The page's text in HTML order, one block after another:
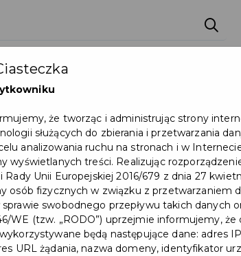
że tworząc i administrując strony
służących do zbierania i przetwarzania
analizowania ruchu na stronach i w
wyświetlanych treści. Realizując
Rady Unii Europejskiej 2016/679 z dnia 27
osób fizycznych w związku z przetwarzaniem
swobodnego przepływu takich danych
WE (tzw. „RODO”) uprzejmie informujemy, że
będą następujące dane: adres
URL żądania, nazwa domeny, identyfikator